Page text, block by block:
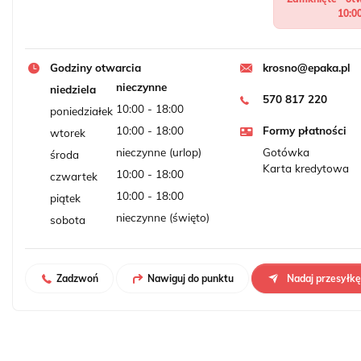
Godziny otwarcia
niedziela
nieczynne
poniedziałek 10:00 - 18:00
wtorek
10:00 - 18:00
środa
nieczynne (urlop)
czwartek
10:00 - 18:00
piątek
10:00 - 18:00
sobota
nieczynne (święto)
krosno@epaka.pl
570 817 220
Formy płatności
Gotówka
Karta kredytowa
Zadzwoń Nawiguj do punktu Nadaj przesyłkę